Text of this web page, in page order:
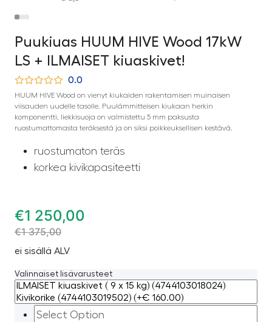
Puukiuas HUUM HIVE Wood 17kW
LS + ILMAISET kiuaskivet!
0.0
HUUM HIVE Wood on vienyt kiukaiden rakentamisen muinaisen
viisauden uudelle tasolle. Puulämmitteisen kiukaan herkin
komponentti, liekkisuoja on valmistettu 5 mm paksusta
ruostumattomasta teräksestä ja on siksi poikkeuksellisen kestävä.
ruostumaton teräs
korkea kivikapasiteetti
€1 250,00
€1 375,00
ei sisällä ALV
Valinnaiset lisävarusteet